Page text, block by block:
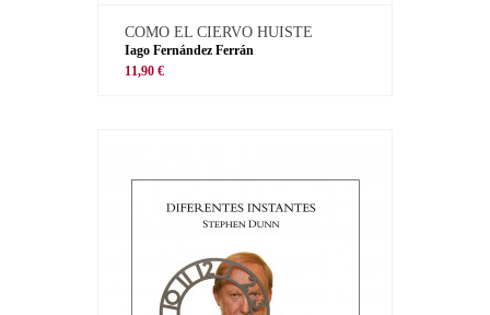
COMO EL CIERVO HUISTE
Iago Fernández Ferrán
11,90 €